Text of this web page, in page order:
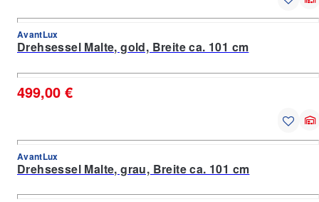
AvantLux
Drehsessel Malte, gold, Breite ca. 101 cm
499,00 €
AvantLux
Drehsessel Malte, grau, Breite ca. 101 cm